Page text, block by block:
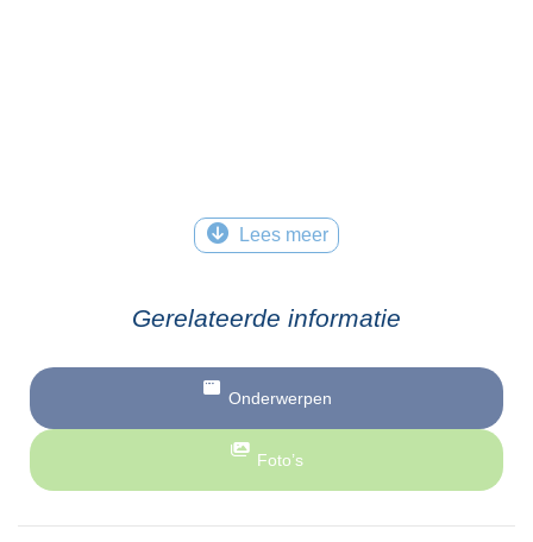
Lees meer
Gerelateerde informatie
Onderwerpen
Foto’s